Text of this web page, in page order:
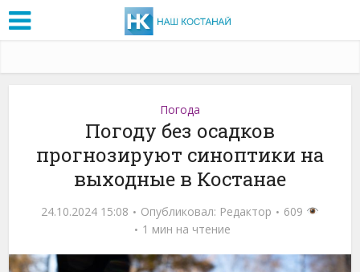
Погода
Погоду без осадков
прогнозируют синоптики на
выходные в Костанае
24.10.2024 15:08 Опубликовал: Редактор
609
1 мин на чтение